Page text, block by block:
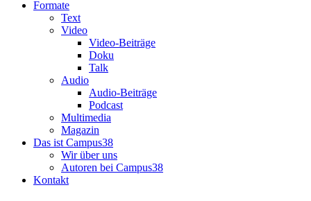
Formate
Text
Video
Video-Beiträge
Doku
Talk
Audio
Audio-Beiträge
Podcast
Multimedia
Magazin
Das ist Campus38
Wir über uns
Autoren bei Campus38
Kontakt